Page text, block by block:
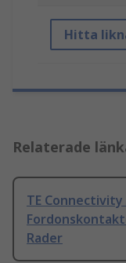
Hitta
Relaterade
TE Connectivity
Rader